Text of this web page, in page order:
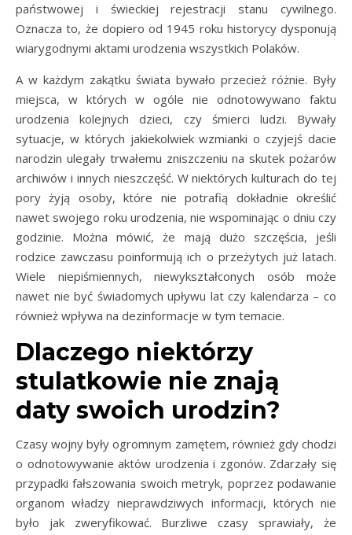
państwowej i świeckiej rejestracji stanu cywilnego.
Oznacza to, że dopiero od 1945 roku historycy dysponują
wiarygodnymi aktami urodzenia wszystkich Polaków.
A w każdym zakątku świata bywało przecież różnie. Były
miejsca, w których w ogóle nie odnotowywano faktu
urodzenia kolejnych dzieci, czy śmierci ludzi. Bywały
sytuacje, w których jakiekolwiek wzmianki o czyjejś dacie
narodzin ulegały trwałemu zniszczeniu na skutek pożarów
archiwów i innych nieszczęść. W niektórych kulturach do tej
pory żyją osoby, które nie potrafią dokładnie określić
nawet swojego roku urodzenia, nie wspominając o dniu czy
godzinie. Można mówić, że mają dużo szczęścia, jeśli
rodzice zawczasu poinformują ich o przeżytych już latach.
Wiele niepiśmiennych, niewykształconych osób może
nawet nie być świadomych upływu lat czy kalendarza – co
również wpływa na dezinformacje w tym temacie.
Dlaczego niektórzy
stulatkowie nie znają
daty swoich urodzin?
Czasy wojny były ogromnym zamętem, również gdy chodzi
o odnotowywanie aktów urodzenia i zgonów. Zdarzały się
przypadki fałszowania swoich metryk, poprzez podawanie
organom władzy nieprawdziwych informacji, których nie
było jak zweryfikować. Burzliwe czasy sprawiały, że